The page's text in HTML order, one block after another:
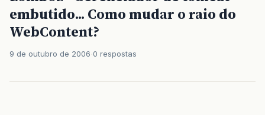
embutido... Como mudar o raio do
WebContent?
9 de outubro de 2006 0 respostas